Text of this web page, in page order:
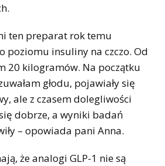
ten preparat rok temu
poziomu insuliny na czczo. Od
20 kilogramów. Na początku
głodu, pojawiały się
ale z czasem dolegliwości
dobrze, a wyniki badań
– opowiada pani Anna.
że analogi GLP-1 nie są